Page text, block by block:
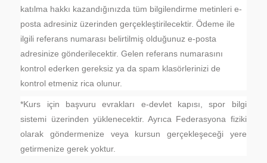
katılma hakkı kazandığınızda tüm bilgilendirme metinleri e-
posta adresiniz üzerinden gerçekleştirilecektir. Ödeme ile
ilgili referans numarası belirtilmiş olduğunuz e-posta
adresinize gönderilecektir. Gelen referans numarasını
kontrol ederken gereksiz ya da spam klasörlerinizi de
kontrol etmeniz rica olunur.
*Kurs için başvuru evrakları e-devlet kapısı, spor bilgi
sistemi üzerinden yüklenecektir. Ayrıca Federasyona fiziki
olarak göndermenize veya kursun gerçekleşeceği yere
getirmenize gerek yoktur.